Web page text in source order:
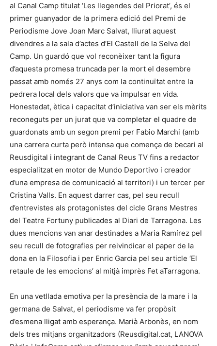
al Canal Camp titulat ‘Les llegendes del Priorat’, és el
primer guanyador de la primera edició del Premi de
Periodisme Jove Joan Marc Salvat, lliurat aquest
divendres a la sala d’actes d’El Castell de la Selva del
Camp. Un guardó que vol reconèixer tant la figura
d’aquesta promesa truncada per la mort el desembre
passat amb només 27 anys com la continuïtat entre la
pedrera local dels valors que va impulsar en vida.
Honestedat, ètica i capacitat d’iniciativa van ser els mèrits
reconeguts per un jurat que va completar el quadre de
guardonats amb un segon premi per Fabio Marchi (amb
una carrera curta però intensa que comença de becari al
Reusdigital i integrant de Canal Reus TV fins a redactor
especialitzat en motor de Mundo Deportivo i creador
d’una empresa de comunicació al territori) i un tercer per
Cristina Valls. En aquest darrer cas, pel seu recull
d’entrevistes als protagonistes del cicle Grans Mestres
del Teatre Fortuny publicades al Diari de Tarragona. Les
dues mencions van anar destinades a Maria Ramírez pel
seu recull de fotografies per reivindicar el paper de la
dona en la Filosofia i per Enric Garcia pel seu article ‘El
retaule de les emocions’ al mitjà imprès Fet aTarragona.
En una vetllada emotiva per la presència de la mare i la
germana de Salvat, el periodisme va fer propòsit
d’esmena lligat amb esperança. Marià Arbonès, en nom
dels tres mitjans organitzadors (Reusdigital.cat, LANOVA